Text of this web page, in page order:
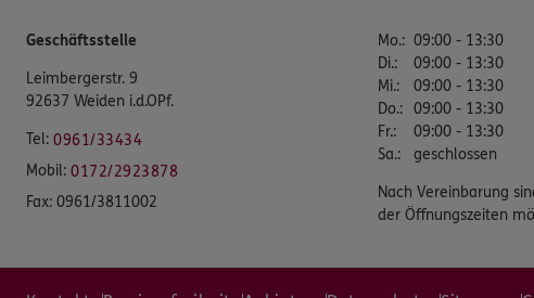
Geschäftsstelle
Leimbergerstr. 9
92637 Weiden i.d.OPf.
Tel: 0961/33434
Mobil: 0172/2923878
Fax: 0961/3811002
Mo.: 09:00 - 13:30
Di.:
09:00 - 13:30
Mi.:
09:00 - 13:30
Do.: 09:00 - 13:30
Fr.:
09:00 - 13:30
Sa.: geschlossen
Nach Vereinbarung
der Öffnungszeiten